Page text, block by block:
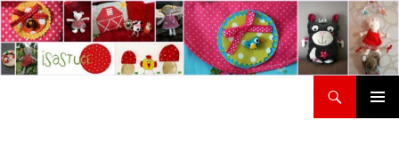
Aller
au
contenu